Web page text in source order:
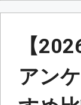
【
アン